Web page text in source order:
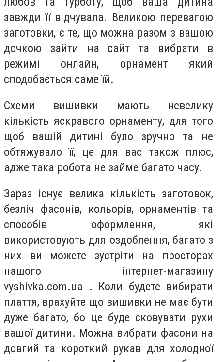
завжди її відчувала. Великою перевагою
заготовки, є те, що можна разом з вашою
дочкою зайти на сайт та вибрати в
режимі онлайн, орнамент який
сподобається саме їй.
Схеми вишивки мають невелику
кількість яскравого орнаменту, для того
щоб вашій дитині було зручно та не
обтяжувало її, це для вас також плюс,
адже така робота не займе багато часу.
Зараз існує велика кількість заготовок,
безліч фасонів, кольорів, орнаментів та
способів оформлення, які
використовують для оздоблення, багато з
них ви можете зустріти на просторах
нашого інтернет-магазину
vyshivka.com.ua . Коли будете вибирати
плаття, врахуйте що вишивки не має бути
дуже багато, бо це буде сковувати рухи
вашої дитини. Можна вибрати фасони на
довгий та короткий рукав для холодної